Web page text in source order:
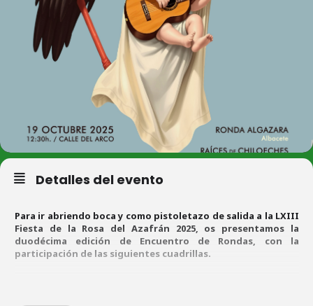
Detalles del evento
Para ir abriendo boca y como pistoletazo de salida a la LXIII
Fiesta de la Rosa del Azafrán 2025, os presentamos la
duodécima edición de Encuentro de Rondas, con la
participación de las siguientes cuadrillas.